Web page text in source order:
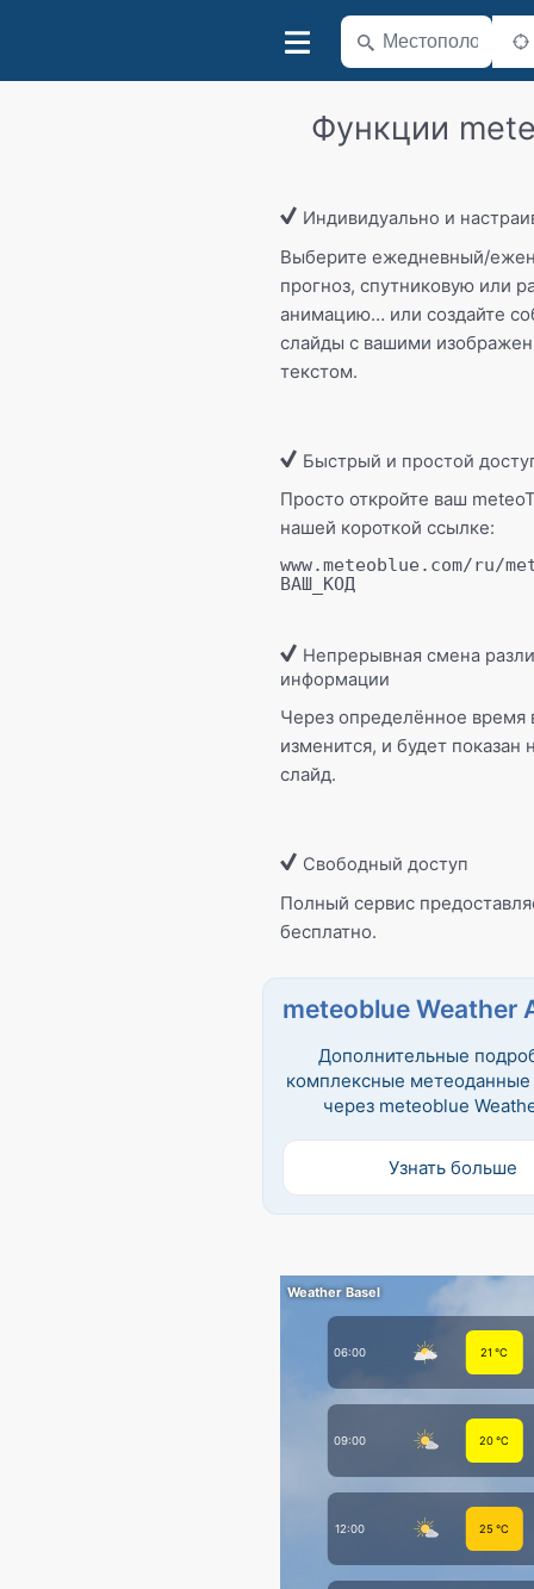
Функции
Индивидуально и
Выберите ежедневный/
прогноз, спутниковую или
анимацию… или создайте
слайды с вашими
текстом.
Быстрый и простой
Просто откройте ваш
нашей короткой ссылке:
www.meteoblue.com/ru/
ВАШ_КОД
Непрерывная смена
информации
Через определённое время
изменится, и будет показан
слайд.
Свободный доступ
Полный сервис
бесплатно.
meteoblue Weather
Дополнительные
комплексные
через meteoblue
Узнать больше